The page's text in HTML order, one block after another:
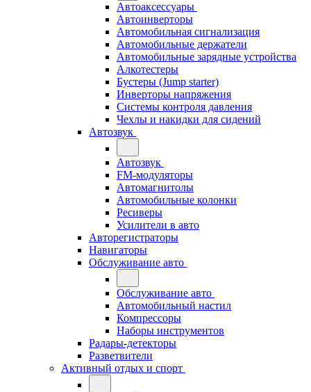
Автоаксессуары
Автоинверторы
Автомобильная сигнализация
Автомобильные держатели
Автомобильные зарядные устройства
Алкотестеры
Бустеры (Jump starter)
Инверторы напряжения
Системы контроля давления
Чехлы и накидки для сидений
Автозвук
Автозвук
FM-модуляторы
Автомагнитолы
Автомобильные колонки
Ресиверы
Усилители в авто
Авторегистраторы
Навигаторы
Обслуживание авто
Обслуживание авто
Автомобильный настил
Компрессоры
Наборы инструментов
Радары-детекторы
Разветвители
Активный отдых и спорт